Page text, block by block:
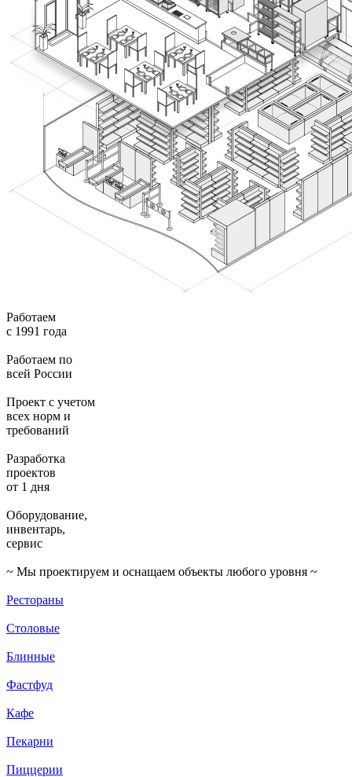
Работаем
с 1991 года
Работаем по
всей России
Проект с учетом
всех норм и
требований
Разработка
проектов
от 1 дня
Оборудование,
инвентарь,
сервис
~ Мы проектируем и оснащаем объекты любого уровня ~
Рестораны
Столовые
Блинные
Фастфуд
Кафе
Пекарни
Пиццерии